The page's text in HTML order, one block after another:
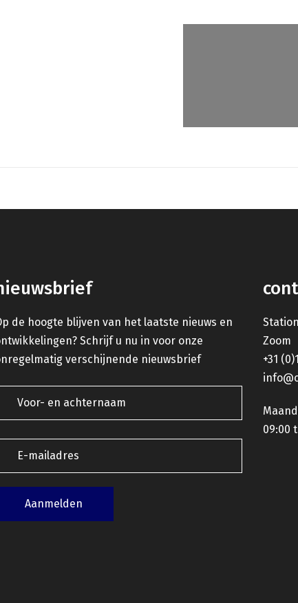
de hoogte blijven van het laatste nieuws en
Schrijf u nu in voor onze
verschijnende nieuwsbrief
Zoom
+31
09:00